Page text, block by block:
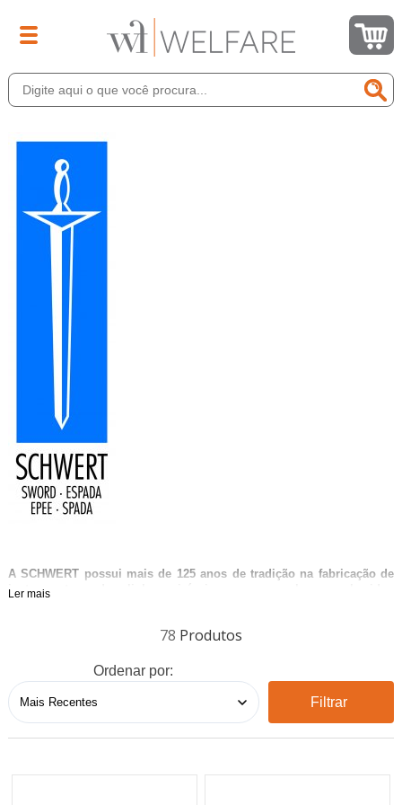
A SCHWERT possui mais de 125 anos de tradição na fabricação de
instrumentos da linha cirúrgica em geral, reconhecidos
Ler mais
78
Ordenar por:
Filtrar